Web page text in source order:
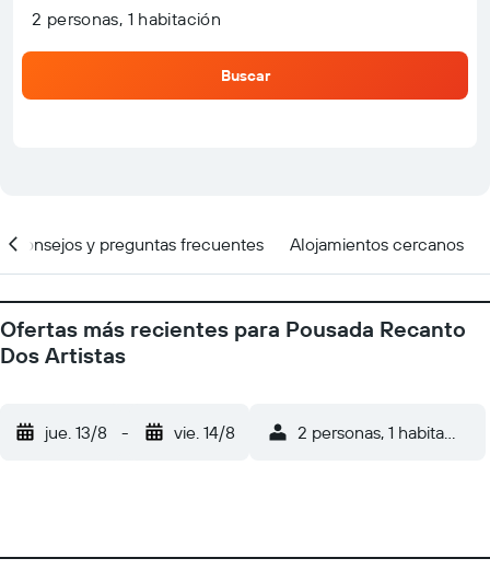
2 personas, 1 habitación
Buscar
Consejos y preguntas frecuentes Alojamientos cercanos
Ofertas más recientes para Pousada Recanto
Dos Artistas
jue. 13/8 - vie. 14/8 2 personas, 1 habitación